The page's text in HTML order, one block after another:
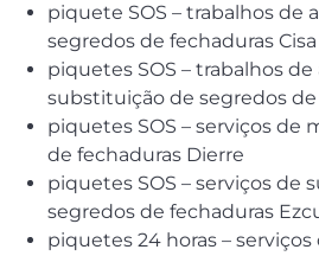
piquete SOS – trabalhos de
segredos de fechaduras Cisa
piquetes SOS – trabalhos
substituição de segredos de
piquetes SOS – serviços de
de fechaduras Dierre
piquetes SOS – serviços de
segredos de fechaduras
piquetes 24 horas –